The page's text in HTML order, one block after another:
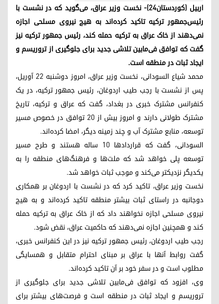
اربیل (کوردستان٢٤)- نخست وزیر عراق، می‌گوید که در نشست با
رئیس‌جمهور ترکیه تاکید کرده‌اند به هیچ نیروی مسلحی اجازه
نمی‌دهند از خاک عراق به ترکیه حمله کند، رئیس جمهور ترکیه نیز
گفت که توافق فی‌مابین تلاشی جدید برای جلوگیری از تروریسم و
ایجاد ثبات در منطقه است.
محمد شیاع السودانی، نخست وزیر عراق، امروز دوشنبه ٢٢ آوریل،
پس از نشست با رجب طیب اردوغان، رئیس جمهور ترکیه، در یک
کنفرانس مشترک خبری در بغداد، گفت که عراق و ترکیه، تاریخ
مشترک طولانی دارند و امروز بیش از ٢٠ توافق در خصوص مسیر
توسعه، منابع مشترک آب و چند زمینه دیگر، امضا کرده‌اند.
السودانی، گفت که قراردادها ١٠ ساله هستند و طرح مسیر
توسعه پلی خواهد شد که ملت‌ها و فرهنگ‌های منطقه را به
یکدیگر نزدیکتر می‌کند و موجب ثبات خواهد شد.
نخست وزیر عراق، تاکید کرد که در نشست با اردوغان بر همکاری
دوجانبه در راستای ثبات بیشتر منطقه تاکید کرده‌اند و به هیچ
نیروی مسلحی اجازه نخواهند داد که از خاک عراق به ترکیه حمله
کند و همچنین اجازه نمی‌دهند که حاکمیت عراق، نقض شود.
رجب طیب اردوغان، رئیس جمهور ترکیه نیز در این کنفرانس خبری،
گفت روابط آنها با عراق بر مبنای احترام متقابل و همسایگی
مطلوب است و در سفر خود بر آن تاکید کرده‌اند.
وی، افزود که توافق فی‌مابین تلاشی جدید برای جلوگیری از
تروریسم و ایجاد ثبات در منطقه است و فرصت‌های بیشتر برای